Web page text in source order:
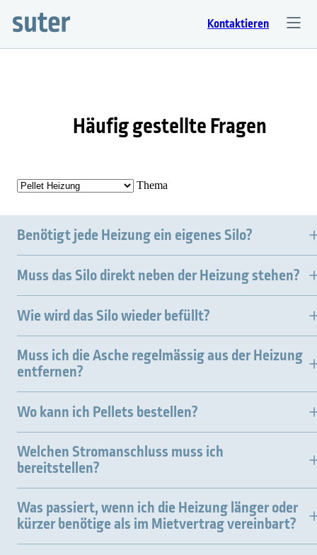
Kontaktieren
Häufig gestellte Fragen
Thema
Benötigt jede Heizung ein eigenes Silo?
Muss das Silo direkt neben der Heizung stehen?
Wie wird das Silo wieder befüllt?
Muss ich die Asche regelmässig aus der Heizung
entfernen?
Wo kann ich Pellets bestellen?
Welchen Stromanschluss muss ich
bereitstellen?
Was passiert, wenn ich die Heizung länger oder
kürzer benötige als im Mietvertrag vereinbart?